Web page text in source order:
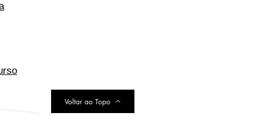
Voltar ao Topo